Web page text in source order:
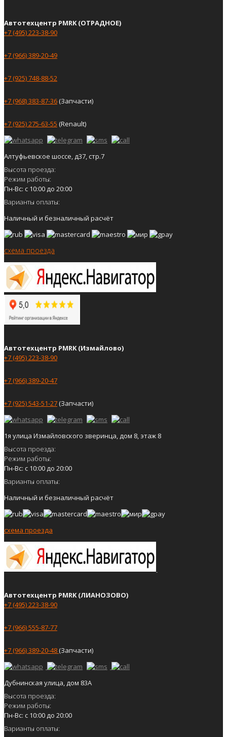
Автотехцентр PMRK (ОТРАДНОЕ)
+7 (495) 223-38-90
+7 (966) 389-20-49
+7 (925) 748-88-52
+7 (968) 383-87-36(Запчасти)
+7 (925) 275-63-55 (Renault)
Алтуфьевское шоссе, д37, стр.7
Высота проезда:
Режим работы:
Пн-Вс: с 10:00 до 20:00
Варианты оплаты:
Наличный и безналичный расчёт
схема проезда
Автотехцентр PMRK (Измайлово)
+7 (495) 223-38-90
+7 (966) 389-20-47
+7 (925) 543-51-27(Запчасти)
1я улица Измайловского зверинца, дом 8, этаж 8
Высота проезда:
Режим работы:
Пн-Вс: с 10:00 до 20:00
Варианты оплаты:
Наличный и безналичный расчёт
схема проезда
Автотехцентр PMRK (ЛИАНОЗОВО)
+7 (495) 223-38-90
+7 (966) 555-87-77
+7 (966) 389-20-48(Запчасти)
Дубнинская улица, дом 83А
Высота проезда:
Режим работы:
Пн-Вс: с 10:00 до 20:00
Варианты оплаты: